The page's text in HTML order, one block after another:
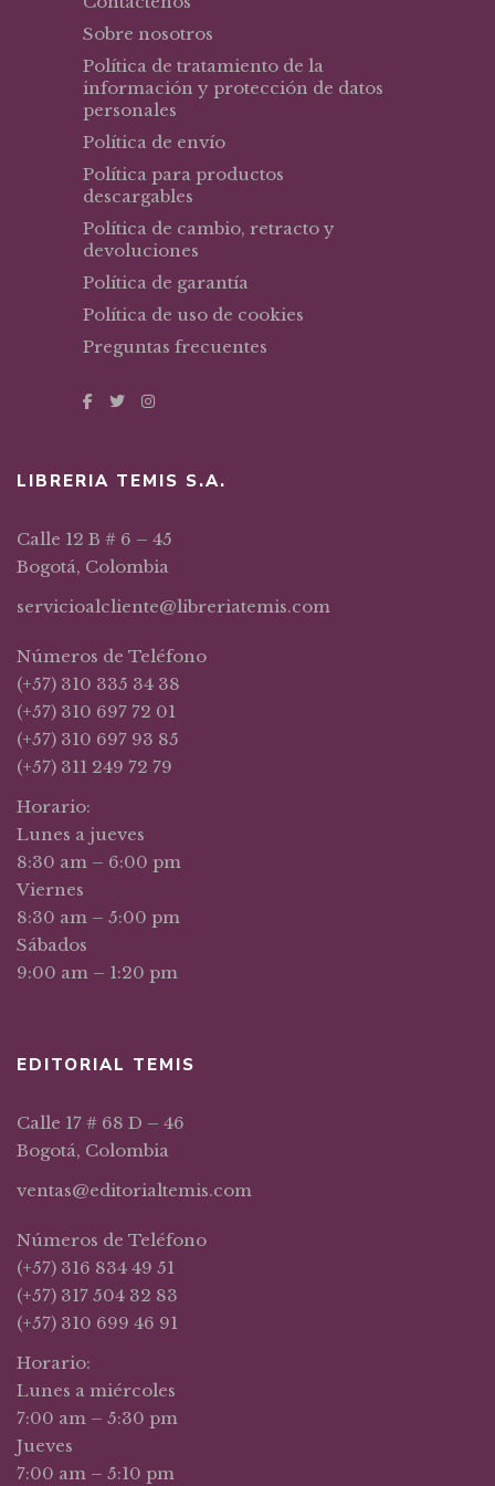
Sobre nosotros
Política de tratamiento de la
información y protección de datos
personales
Política de envío
Política para productos
descargables
Política de cambio, retracto y
devoluciones
Política de garantía
Política de uso de cookies
Preguntas frecuentes
LIBRERIA TEMIS S.A.
Calle 12 B # 6 – 45
Bogotá, Colombia
servicioalcliente@libreriatemis.com
Números de Teléfono
(+57) 310 335 34 38
(+57) 310 697 72 01
(+57) 310 697 93 85
(+57) 311 249 72 79
Horario:
Lunes a jueves
8:30 am – 6:00 pm
Viernes
8:30 am – 5:00 pm
Sábados
9:00 am – 1:20 pm
EDITORIAL TEMIS
Calle 17 # 68 D – 46
Bogotá, Colombia
ventas@editorialtemis.com
Números de Teléfono
(+57) 316 834 49 51
(+57) 317 504 32 83
(+57) 310 699 46 91
Horario:
Lunes a miércoles
7:00 am – 5:30 pm
Jueves
7:00 am – 5:10 pm